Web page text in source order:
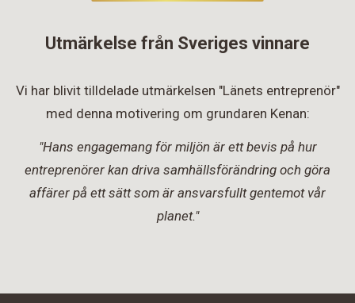
Utmärkelse från Sveriges vinnare
Vi har blivit tilldelade utmärkelsen "Länets entreprenör"
med denna motivering om grundaren Kenan:
"Hans engagemang för miljön är ett bevis på hur
entreprenörer kan driva samhällsförändring och göra
affärer på ett sätt som är ansvarsfullt gentemot vår
planet."